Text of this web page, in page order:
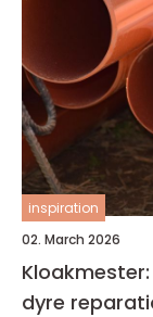
inspiration
02. March 2026
dyre